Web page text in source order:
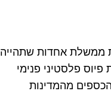
ממשלת אחדות שתהייה
פלסטיני פנימי
מהמדינות